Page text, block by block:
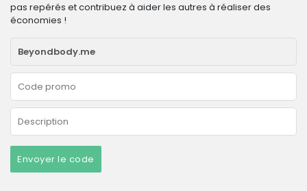
pas repérés et contribuez à aider les autres à réaliser des
économies !
Envoyer le code